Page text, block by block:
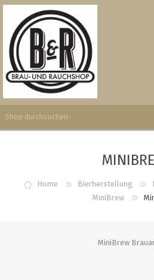
ANMELDEN
Home Bierherstellung
MiniBrew
MiniBrew